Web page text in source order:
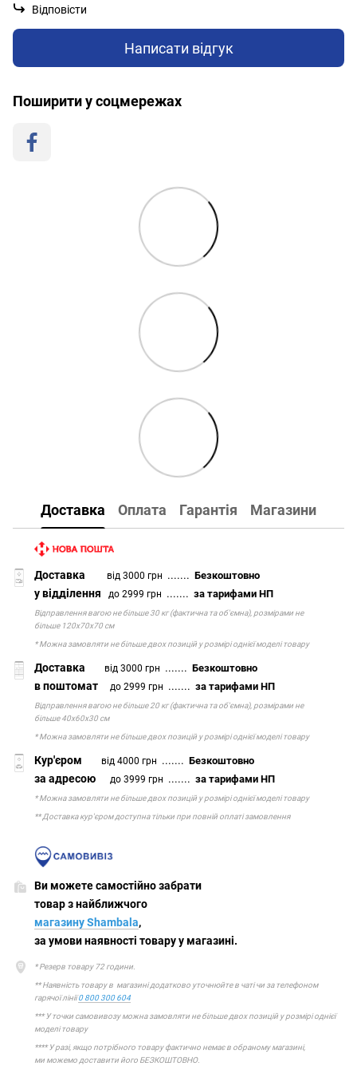
Відповісти
Написати відгук
Поширити у соцмережах
Доставка Оплата Гарантія Магазини
Доставка від 3000 грн .......Безкоштовно
у відділення до 2999 грн .......за тарифами НП
Відправлення вагою не більше 30 кг (фактична та об'ємна), розмірами не
більше 120х70х70 см
* Можна замовляти не більше двох позицій у розмірі однієї моделі товару
Доставка від 3000 грн .......Безкоштовно
в поштомат до 2999 грн .......за тарифами НП
Відправлення вагою не більше 20 кг (фактична та об'ємна), розмірами не
більше 40х60х30 см
* Можна замовляти не більше двох позицій у розмірі однієї моделі товару
Кур'єром від 4000 грн .......Безкоштовно
за адресою до 3999 грн .......за тарифами НП
* Можна замовляти не більше двох позицій у розмірі однієї моделі товару
** Доставка кур'єром доступна тільки при повній оплаті замовлення
Ви можете самостійно забрати
товар з найближчого
магазину Shambala,
за умови наявності товару у магазині.
* Резерв товару 72 години.
** Наявність товару в магазині додатково уточнюйте в чаті чи за телефоном
гарячої лінії0 800 300 604
*** У точки самовивозу можна замовляти не більше двох позицій у розмірі однієї
моделі товару
**** У разі, якщо потрібного товару фактично немає в обраному магазині,
ми можемо доставити його БЕЗКОШТОВНО.